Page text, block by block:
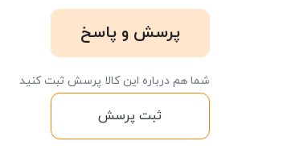
پرسش و پاسخ
شما هم درباره این کالا پرسش ثبت کنید
ثبت پرسش